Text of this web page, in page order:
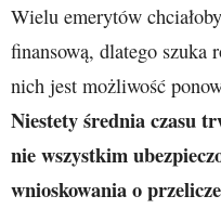
Wielu emerytów
finansową, dlatego szuka
nich jest możliwość
Niestety średnia czasu
nie wszystkim
wnioskowania o